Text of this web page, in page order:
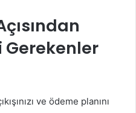
Gerekenler
ve ödeme planını